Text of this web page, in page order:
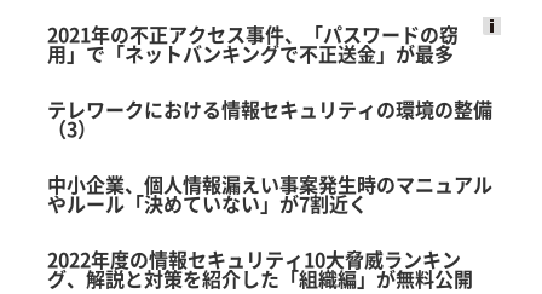
logly
2021年の不正アクセス事件、「パスワードの窃
用」で「ネットバンキングで不正送金」が最多
テレワークにおける情報セキュリティの環境の整備
（3）
中小企業、個人情報漏えい事案発生時のマニュアル
やルール「決めていない」が7割近く
2022年度の情報セキュリティ10大脅威ランキン
グ、解説と対策を紹介した「組織編」が無料公開